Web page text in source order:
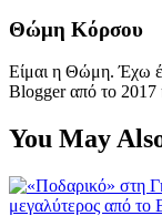
Θώμη Κόρσου
Είμαι η Θώμη. Έχω
Blogger από το
You May